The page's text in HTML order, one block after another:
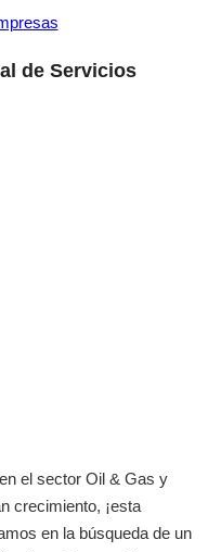
de Servicios
el sector Oil & Gas y
crecimiento, ¡esta
en la búsqueda de un